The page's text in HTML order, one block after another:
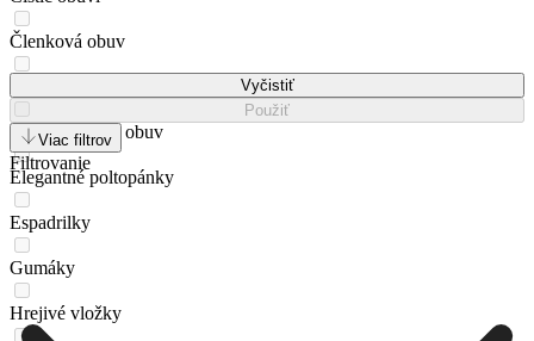
Členková obuv
Členková obuv s elastickým prvkom
Dezodorant na obuv
Elegantné poltopánky
Espadrilky
Gumáky
Hrejivé vložky
Vyčistiť
Použiť
Viac filtrov
Filtrovanie